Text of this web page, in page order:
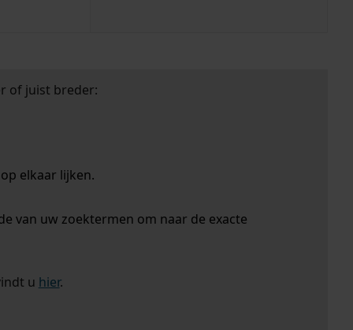
of juist breder:
elkaar lijken.
van uw zoektermen om naar de exacte
u hier.